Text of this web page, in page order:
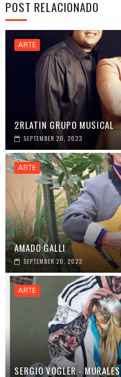
POST RELACIONADO
ARTE
2RLATIN GRUPO MUSICAL
SEPTEMBER 20, 2023
ARTE
AMADO GALLI
SEPTEMBER 20, 2023
ARTE
SERGIO VOGLER - MURALES